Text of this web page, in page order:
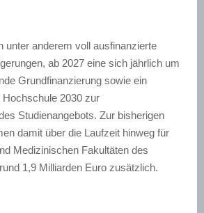
unter anderem voll ausfinanzierte
ab 2027 eine sich jährlich um
Grundfinanzierung sowie ein
2030 zur
Studienangebots. Zur bisherigen
damit über die Laufzeit hinweg für
Medizinischen Fakultäten des
1,9 Milliarden Euro zusätzlich.